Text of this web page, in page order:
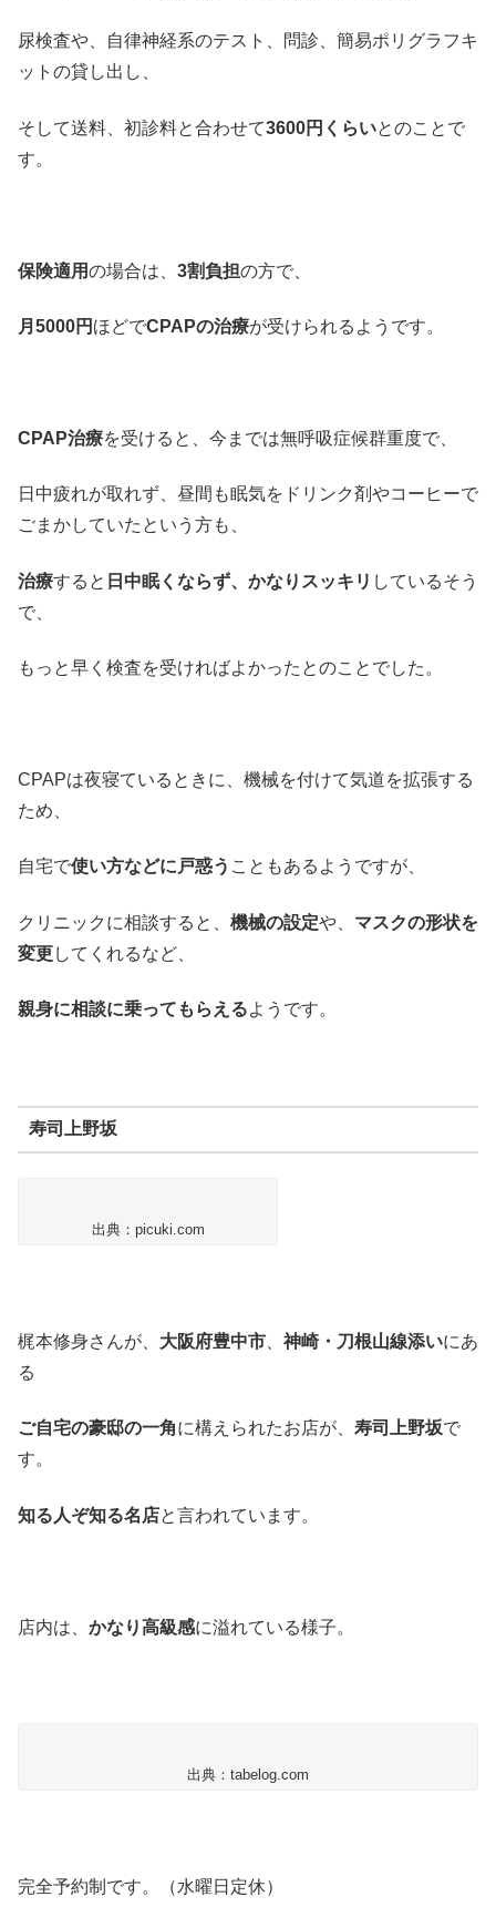
尿検査や、自律神経系のテスト、問診、簡易ポリグラフキ
ットの貸し出し、
そして送料、初診料と合わせて3600円くらいとのことで
す。
保険適用の場合は、 3割負担の方で、
月5000円 ほどでCPAPの治療が受けられるようです。
CPAP治療を受けると、今までは無呼吸症候群重度で、
日中疲れが取れず、昼間も眠気をドリンク剤やコーヒーで
ごまかしていたという方も、
治療すると 日中眠くならず、かなりスッキリ しているそう
で、
もっと早く検査を受ければよかったとのことでした。
CPAPは夜寝ているときに、機械を付けて気道を拡張する
ため、
自宅で使い方などに戸惑う こともあるようですが、
クリニックに相談すると、 機械の設定や、 マスクの形状を
変更してくれるなど、
親身に相談に乗ってもらえるようです。
寿司上野坂
出典：picuki.com
梶本修身さんが、 大阪府豊中市 神崎・刀根山線添いにあ
る
ご自宅の豪邸の一角に構えられたお店が、 寿司上野坂で
す。
知る人ぞ知る名店と言われています。
店内は、 かなり高級感に溢れている様子。
出典：tabelog.com
完全予約制です。（水曜日定休）